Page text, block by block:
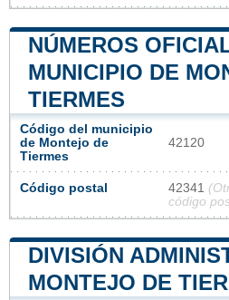
NÚMEROS
MUNICIPIO DE
TIERMES
Código del municipio
de Montejo de
Tiermes
42120
Código postal 42341
código
DIVISIÓN
MONTEJO DE